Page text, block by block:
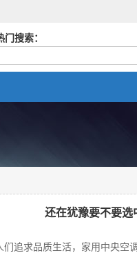
门搜索：
还在犹豫要不要选
追求品质生活，家用中央